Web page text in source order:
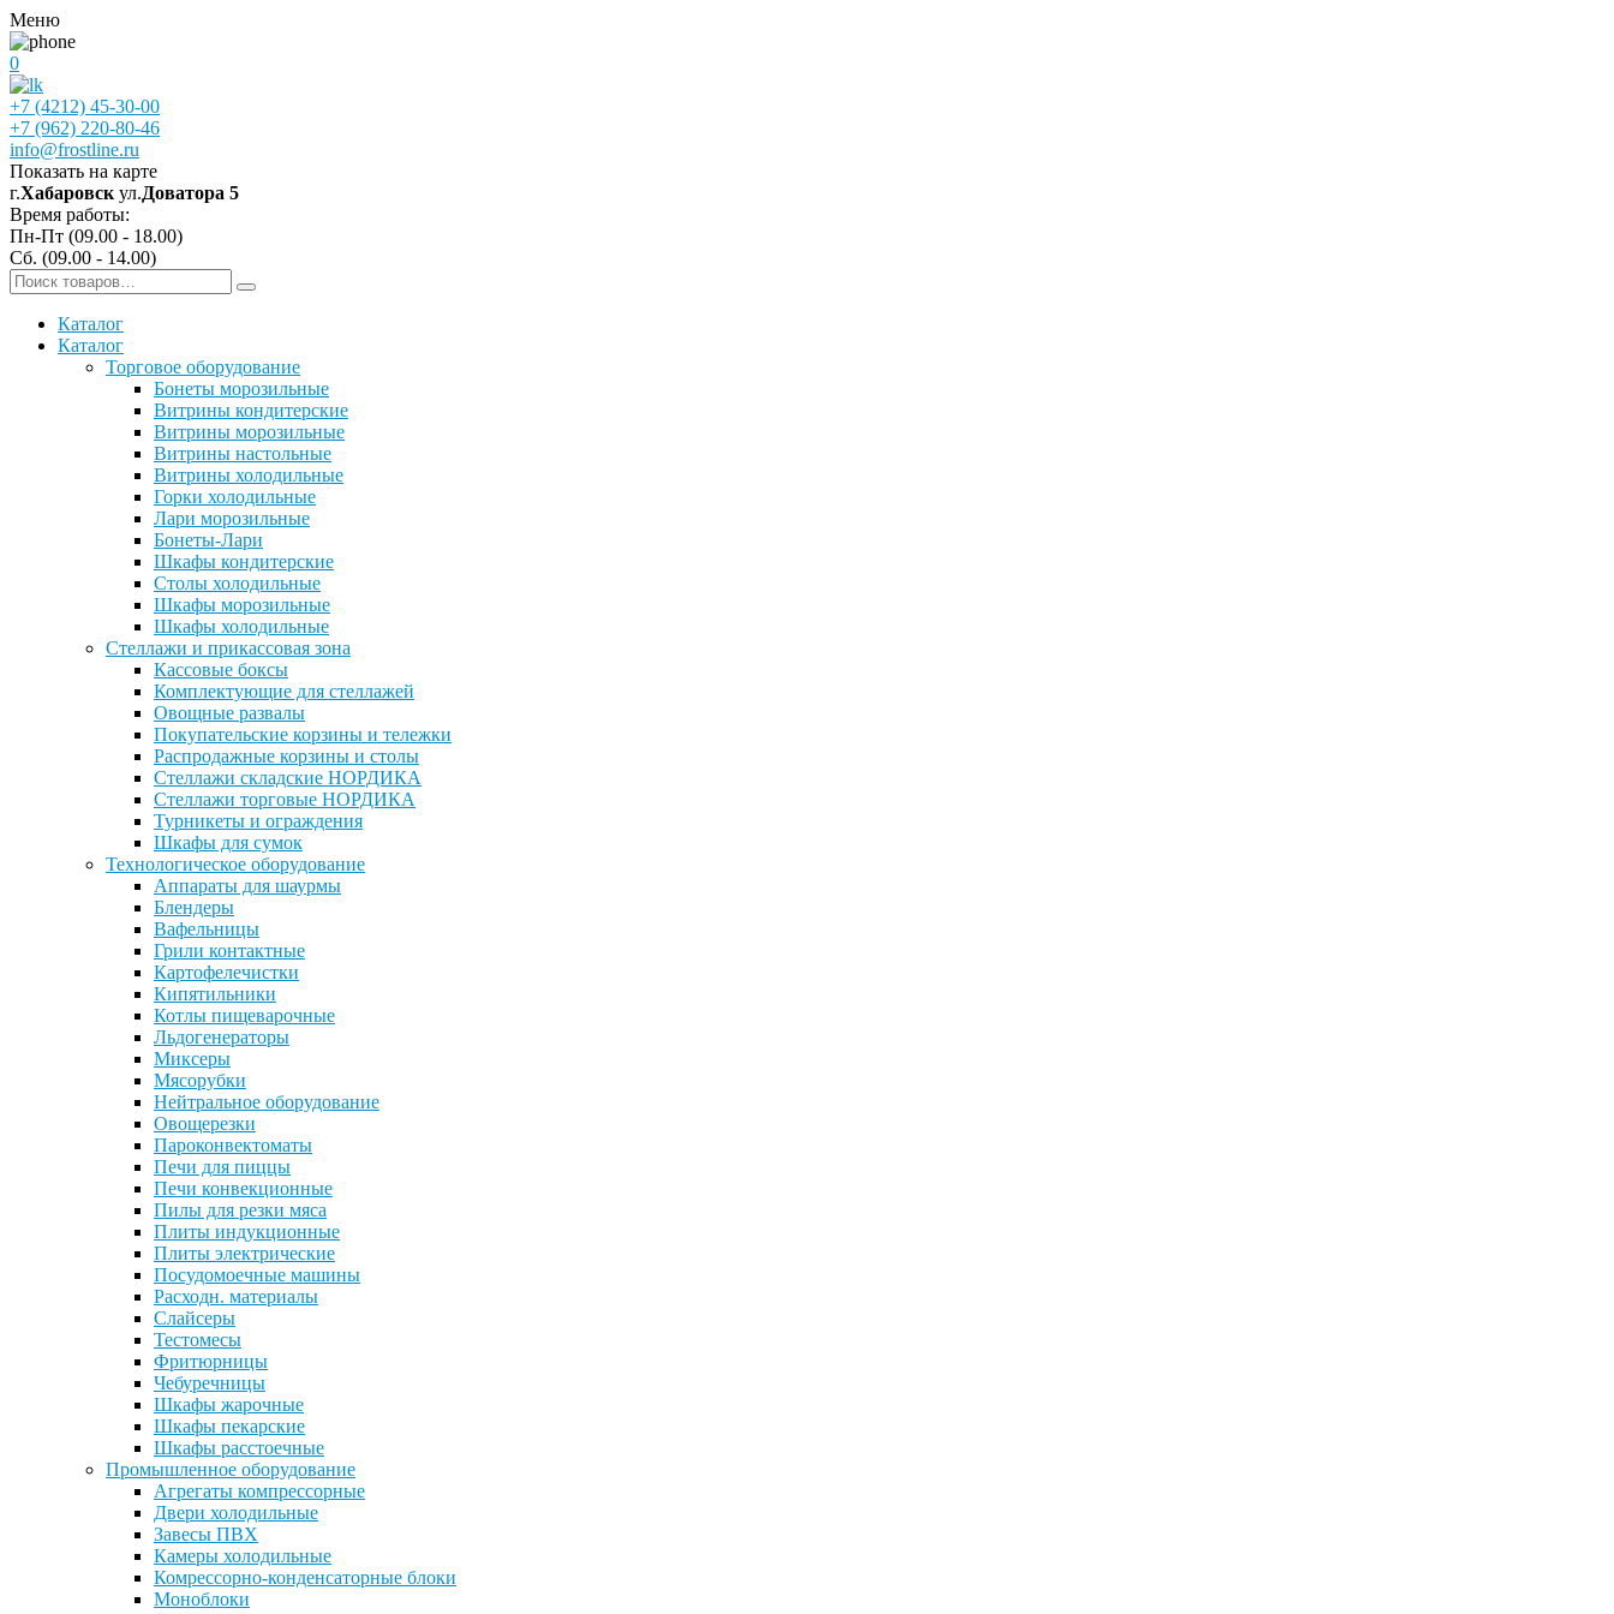
Меню
0
+7 (4212) 45-30-00
+7 (962) 220-80-46
info@frostline.ru
Показать на карте
г.Хабаровск ул.Доватора 5
Время работы:
Пн-Пт (09.00 - 18.00)
Сб. (09.00 - 14.00)
Каталог
Каталог
Торговое оборудование
Бонеты морозильные
Витрины кондитерские
Витрины морозильные
Витрины настольные
Витрины холодильные
Горки холодильные
Лари морозильные
Бонеты-Лари
Шкафы кондитерские
Столы холодильные
Шкафы морозильные
Шкафы холодильные
Стеллажи и прикассовая зона
Кассовые боксы
Комплектующие для стеллажей
Овощные развалы
Покупательские корзины и тележки
Распродажные корзины и столы
Стеллажи складские НОРДИКА
Стеллажи торговые НОРДИКА
Турникеты и ограждения
Шкафы для сумок
Технологическое оборудование
Аппараты для шаурмы
Блендеры
Вафельницы
Грили контактные
Картофелечистки
Кипятильники
Котлы пищеварочные
Льдогенераторы
Миксеры
Мясорубки
Нейтральное оборудование
Овощерезки
Пароконвектоматы
Печи для пиццы
Печи конвекционные
Пилы для резки мяса
Плиты индукционные
Плиты электрические
Посудомоечные машины
Расходн. материалы
Слайсеры
Тестомесы
Фритюрницы
Чебуречницы
Шкафы жарочные
Шкафы пекарские
Шкафы расстоечные
Промышленное оборудование
Агрегаты компрессорные
Двери холодильные
Завесы ПВХ
Камеры холодильные
Комрессорно-конденсаторные блоки
Моноблоки